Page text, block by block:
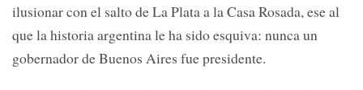
ilusionar con el salto de La Plata a la Casa Rosada, ese al
que la historia argentina le ha sido esquiva: nunca un
gobernador de Buenos Aires fue presidente.